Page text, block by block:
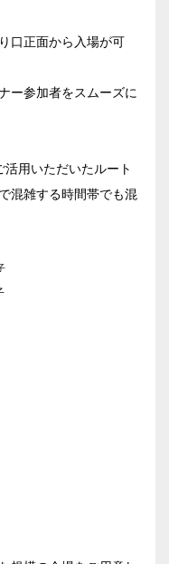
口正面から入場が可
ー参加者をスムーズに
用いただいたルート
混雑する時間帯でも混
ァレンスセンター
ンスセンター
センター